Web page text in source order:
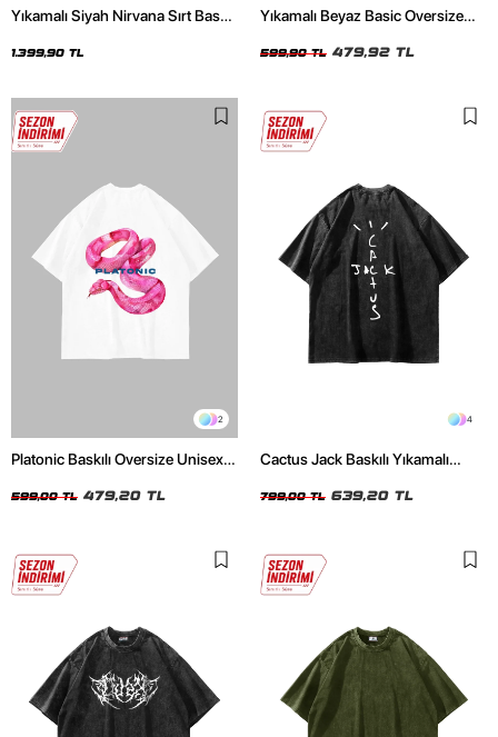
Yıkamalı Siyah Nirvana Sırt Baskılı
1.399,90 TL
Yıkamalı Beyaz Basic Oversize
599,90 TL 479,92 TL
2
Platonic Baskılı Oversize Unisex
599,00 TL 479,20 TL
4
Cactus Jack Baskılı Yıkamalı
799,00 TL 639,20 TL